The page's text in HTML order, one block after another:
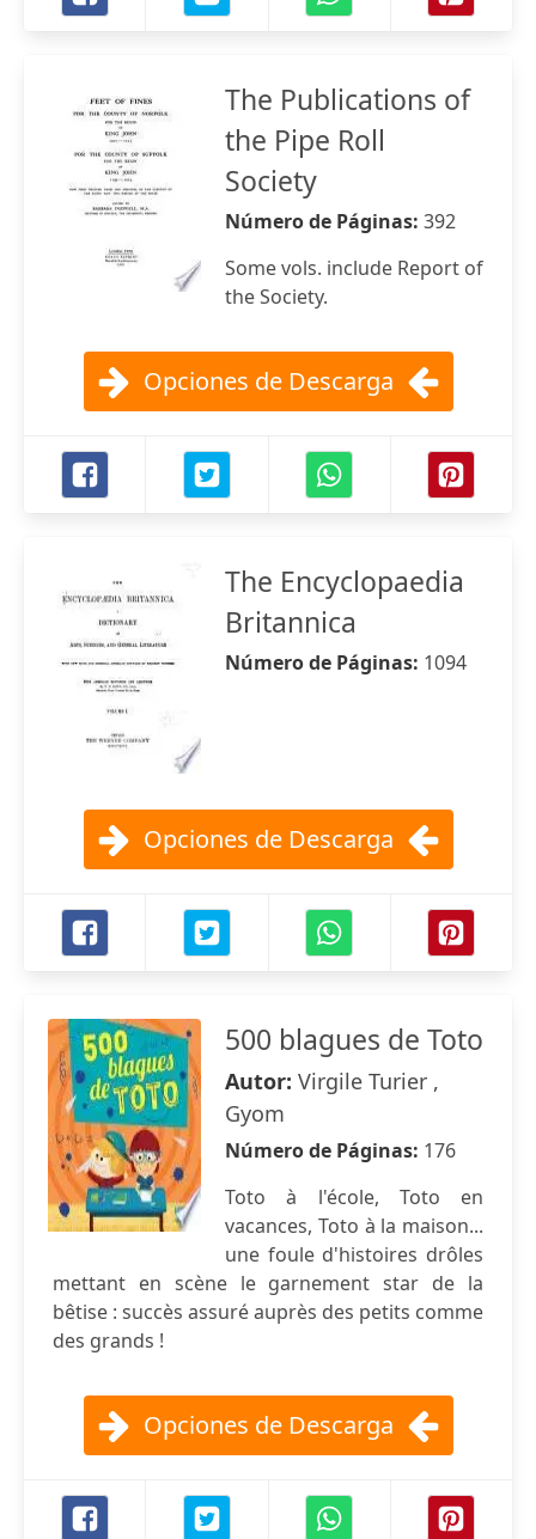
The Publications of
the Pipe Roll
Society
Número de Páginas: 392
Some vols. include Report of
the Society.
Opciones de Descarga
The Encyclopaedia
Britannica
Número de Páginas: 1094
Opciones de Descarga
500 blagues de Toto
Autor: Virgile Turier ,
Gyom
Número de Páginas: 176
Toto à l'école, Toto en
vacances, Toto à la maison...
une foule d'histoires drôles
mettant en scène le garnement star de la
bêtise : succès assuré auprès des petits comme
des grands !
Opciones de Descarga